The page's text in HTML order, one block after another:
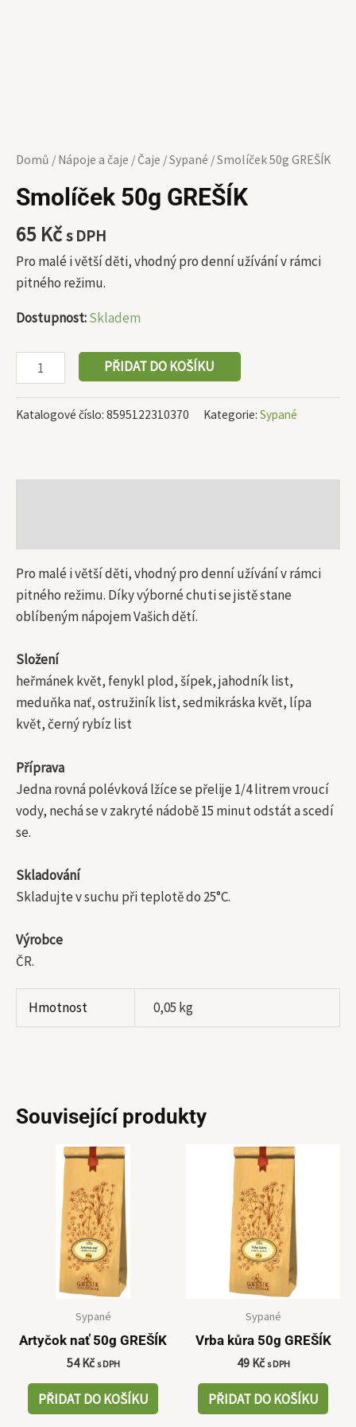
Domů / Nápoje a čaje / Čaje /Sypané / Smolíček 50g GREŠÍK
Smolíček 50g GREŠÍK
65 Kčs DPH
Pro malé i větší děti, vhodný pro denní užívání v rámci
pitného režimu.
Dostupnost:Skladem
PŘIDAT DO KOŠÍKU
Katalogové číslo: 8595122310370 Kategorie: Sypané
Pro malé i větší děti, vhodný pro denní užívání v rámci
pitného režimu. Díky výborné chuti se jistě stane
oblíbeným nápojem Vašich dětí.
Složení
heřmánek květ, fenykl plod, šípek, jahodník list,
meduňka nať, ostružiník list, sedmikráska květ, lípa
květ, černý rybíz list
Příprava
Jedna rovná polévková lžíce se přelije 1/4 litrem vroucí
vody, nechá se v zakryté nádobě 15 minut odstát a scedí
se.
Skladování
Skladujte v suchu při teplotě do 25°C.
Výrobce
ČR.
Hmotnost 0,05 kg
Související produkty
Sypané
Artyčok nať 50g GREŠÍK
54Kč s DPH
PŘIDAT DO KOŠÍKU
Sypané
Vrba kůra 50g GREŠÍK
49 Kč s DPH
PŘIDAT DO KOŠÍKU